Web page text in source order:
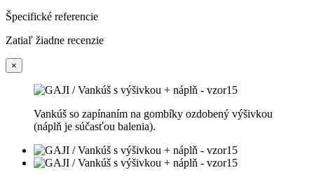
Špecifické referencie
Zatiaľ žiadne recenzie
×
Vankúš so zapínaním na gombíky ozdobený výšivkou
(náplň je súčasťou balenia).